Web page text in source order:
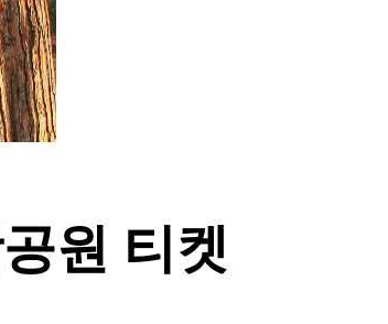
원 티켓